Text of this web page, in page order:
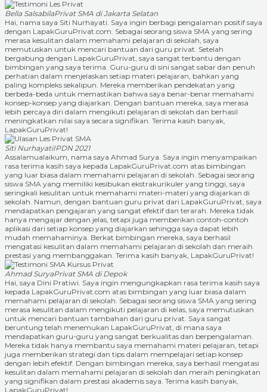
Bella SalsabilaPrivat SMA di Jakarta Selatan
Hai, nama saya Siti Nurhayati. Saya ingin berbagi pengalaman positif saya
dengan LapakGuruPrivat.com. Sebagai seorang siswa SMA yang sering
merasa kesulitan dalam memahami pelajaran di sekolah, saya
memutuskan untuk mencari bantuan dari guru privat. Setelah
bergabung dengan LapakGuruPrivat, saya sangat terbantu dengan
bimbingan yang saya terima. Guru-guru di sini sangat sabar dan penuh
perhatian dalam menjelaskan setiap materi pelajaran, bahkan yang
paling kompleks sekalipun. Mereka memberikan pendekatan yang
berbeda-beda untuk memastikan bahwa saya benar-benar memahami
konsep-konsep yang diajarkan. Dengan bantuan mereka, saya merasa
lebih percaya diri dalam mengikuti pelajaran di sekolah dan berhasil
meningkatkan nilai saya secara signifikan. Terima kasih banyak,
LapakGuruPrivat!
Siti NurhayatiIPDN 2021
Assalamualaikum, nama saya Ahmad Surya. Saya ingin menyampaikan
rasa terima kasih saya kepada LapakGuruPrivat.com atas bimbingan
yang luar biasa dalam memahami pelajaran di sekolah. Sebagai seorang
siswa SMA yang memiliki kesibukan ekstrakurikuler yang tinggi, saya
seringkali kesulitan untuk memahami materi-materi yang diajarkan di
sekolah. Namun, dengan bantuan guru privat dari LapakGuruPrivat, saya
mendapatkan pengajaran yang sangat efektif dan terarah. Mereka tidak
hanya mengajar dengan jelas, tetapi juga memberikan contoh-contoh
aplikasi dari setiap konsep yang diajarkan sehingga saya dapat lebih
mudah memahaminya. Berkat bimbingan mereka, saya berhasil
mengatasi kesulitan dalam memahami pelajaran di sekolah dan meraih
prestasi yang membanggakan. Terima kasih banyak, LapakGuruPrivat!
Ahmad SuryaPrivat SMA di Depok
Hai, saya Dini Pratiwi. Saya ingin mengungkapkan rasa terima kasih saya
kepada LapakGuruPrivat.com atas bimbingan yang luar biasa dalam
memahami pelajaran di sekolah. Sebagai seorang siswa SMA yang sering
merasa kesulitan dalam mengikuti pelajaran di kelas, saya memutuskan
untuk mencari bantuan tambahan dari guru privat. Saya sangat
beruntung telah menemukan LapakGuruPrivat, di mana saya
mendapatkan guru-guru yang sangat berkualitas dan berpengalaman.
Mereka tidak hanya membantu saya memahami materi pelajaran, tetapi
juga memberikan strategi dan tips dalam mempelajari setiap konsep
dengan lebih efektif. Dengan bimbingan mereka, saya berhasil mengatasi
kesulitan dalam memahami pelajaran di sekolah dan meraih peningkatan
yang signifikan dalam prestasi akademis saya. Terima kasih banyak,
LapakGuruPrivat!